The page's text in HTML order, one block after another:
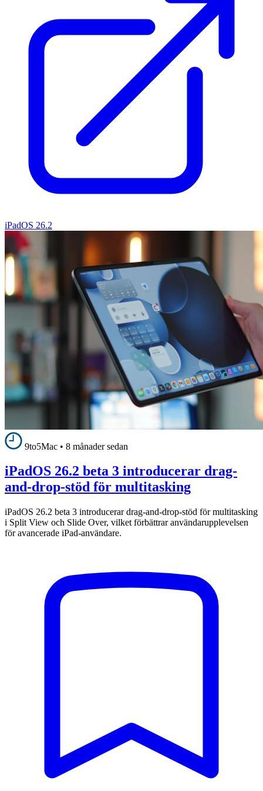
iPadOS 26.2
9to5Mac • 8 månader sedan
iPadOS 26.2 beta 3 introducerar drag-
and-drop-stöd för multitasking
iPadOS 26.2 beta 3 introducerar drag-and-drop-stöd för multitasking
i Split View och Slide Over, vilket förbättrar användarupplevelsen
för avancerade iPad-användare.